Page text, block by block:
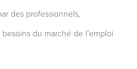
des professionnels,
du marché de l’emploi